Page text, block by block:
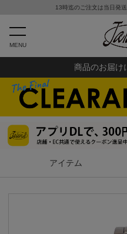
13時迄のご注文は当日発
MENU
商品のお届け
アイテム